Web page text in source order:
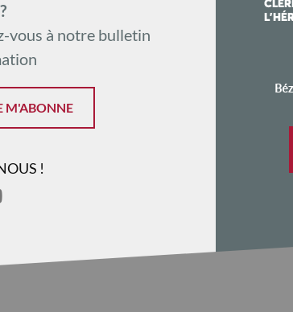
GROUPES
Nombre de personnes : de 2 à 50
vous à notre bulletin
M'ABONNE
!